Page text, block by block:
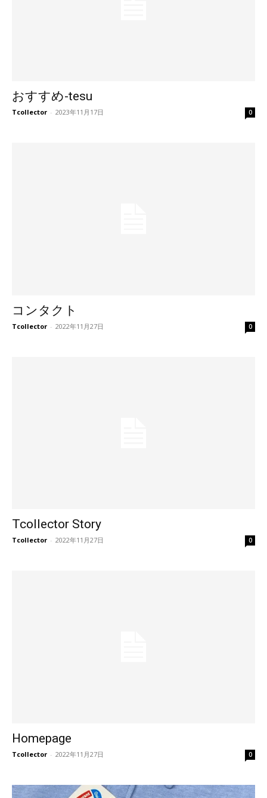
おすすめ-tesu
Tcollector - 2023年11月17日 0
コンタクト
Tcollector - 2022年11月27日 0
Tcollector Story
Tcollector - 2022年11月27日 0
Homepage
Tcollector - 2022年11月27日 0